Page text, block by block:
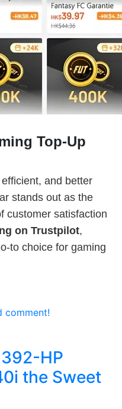
Top-Up
and better
stands out as the
customer satisfaction
on Trustpilot,
to choice for gaming
comment!
HP
the Sweet